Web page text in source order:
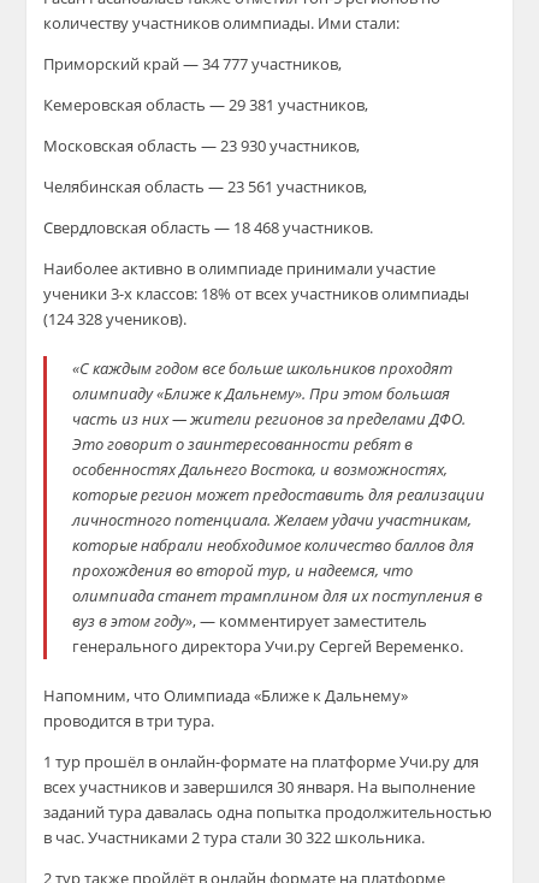
количеству участников олимпиады. Ими стали:
Приморский край — 34 777 участников,
Кемеровская область — 29 381 участников,
Московская область — 23 930 участников,
Челябинская область — 23 561 участников,
Свердловская область — 18 468 участников.
Наиболее активно в олимпиаде принимали участие
ученики 3-х классов: 18% от всех участников олимпиады
(124 328 учеников).
«С каждым годом все больше школьников проходят
олимпиаду «Ближе к Дальнему». При этом большая
часть из них — жители регионов за пределами ДФО.
Это говорит о заинтересованности ребят в
особенностях Дальнего Востока, и возможностях,
которые регион может предоставить для реализации
личностного потенциала. Желаем удачи участникам,
которые набрали необходимое количество баллов для
прохождения во второй тур, и надеемся, что
олимпиада станет трамплином для их поступления в
вуз в этом году», — комментирует заместитель
генерального директора Учи.ру Сергей Веременко.
Напомним, что Олимпиада «Ближе к Дальнему»
проводится в три тура.
1 тур прошёл в онлайн-формате на платформе Учи.ру для
всех участников и завершился 30 января. На выполнение
заданий тура давалась одна попытка продолжительностью
в час. Участниками 2 тура стали 30 322 школьника.
2 тур также пройдёт в онлайн формате на платформе